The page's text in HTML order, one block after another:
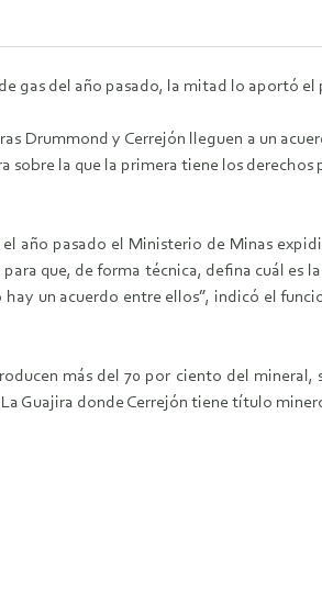
gas del año pasado, la mitad lo aportó
Drummond y Cerrejón lleguen a un
sobre la que la primera tiene los
año pasado el Ministerio de Minas
que, de forma técnica, defina cuál es
un acuerdo entre ellos”, indicó el
más del 70 por ciento del
Guajira donde Cerrejón tiene título